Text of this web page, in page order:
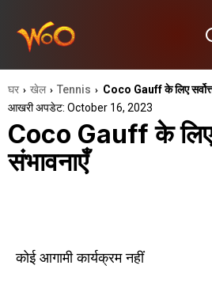
घर › खेल › Tennis › Coco Gauff के लिए
आखरी अपडेट: October 16, 2023
Coco Gauff के लिए
संभावनाएँ
कोई आगामी कार्यक्रम नहीं